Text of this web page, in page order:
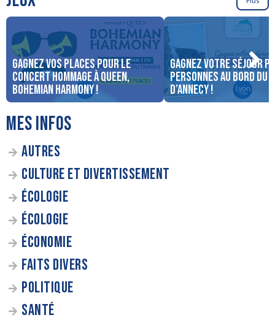
Gagnez vos places pour le
concert Hommage à Queen,
Bohemian Harmony !
Gagnez votre séjour
personnes au bord du
d’Annecy !
MES INFOS
AUTRES
CULTURE ET DIVERTISSEMENT
ÉCOLOGIE
ÉCOLOGIE
ÉCONOMIE
FAITS DIVERS
POLITIQUE
SANTÉ